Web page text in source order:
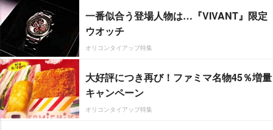
一番似合う登場人物は…『VIVANT』限定
ウオッチ
オリコンタイアップ特集
大好評につき再び！ファミマ名物45％増量
キャンペーン
オリコンタイアップ特集